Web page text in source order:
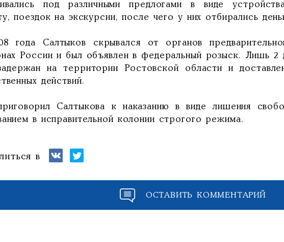
под различными предлогами в виде
поездок на экскурсии, после чего у них отбирались
года Салтыков скрывался от органов
России и был объявлен в федеральный розыск. Лишь 2
на территории Ростовской области и
действий.
Салтыкова к наказанию в виде лишения
в исправительной колонии строгого режима.
в
ОСТАВИТЬ КОММЕНТАРИЙ